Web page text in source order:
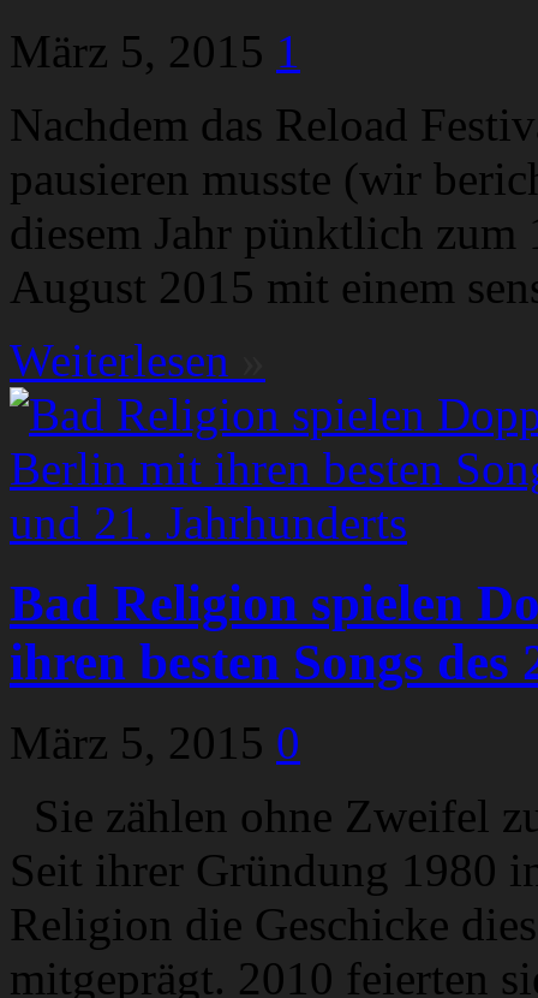
März 5, 2015 1
Nachdem das Reload
pausieren musste (wir
diesem Jahr pünktlich
August 2015 mit einem
Weiterlesen
Bad Religion spielen
ihren besten Songs
März 5, 2015 0
Sie zählen ohne Zweifel
Seit ihrer Gründung 1980
Religion die Geschicke
mitgeprägt. 2010 feierten